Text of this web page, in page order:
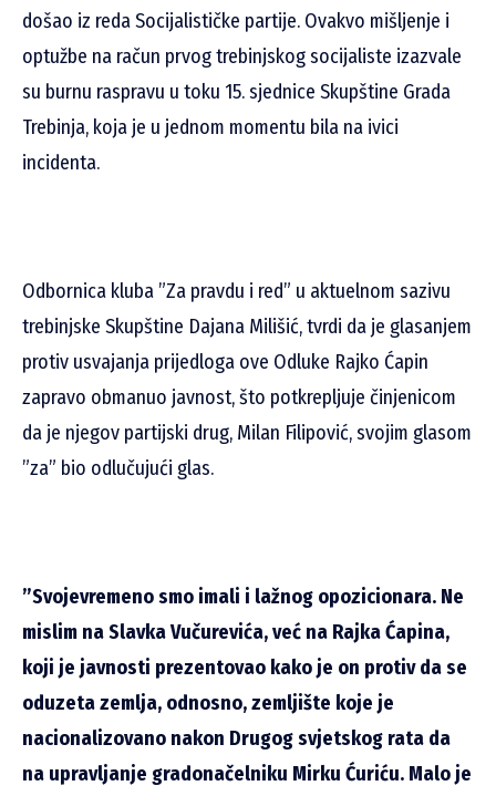
došao iz reda Socijalističke partije. Ovakvo mišljenje i
optužbe na račun prvog trebinjskog socijaliste izazvale
su burnu raspravu u toku 15. sjednice Skupštine Grada
Trebinja, koja je u jednom momentu bila na ivici
incidenta.
Odbornica kluba ”Za pravdu i red” u aktuelnom sazivu
trebinjske Skupštine Dajana Milišić, tvrdi da je glasanjem
protiv usvajanja prijedloga ove Odluke Rajko Ćapin
zapravo obmanuo javnost, što potkrepljuje činjenicom
da je njegov partijski drug, Milan Filipović, svojim glasom
”za” bio odlučujući glas.
”Svojevremeno smo imali i lažnog opozicionara. Ne
mislim na Slavka Vučurevića, već na Rajka Ćapina,
koji je javnosti prezentovao kako je on protiv da se
oduzeta zemlja, odnosno, zemljište koje je
nacionalizovano nakon Drugog svjetskog rata da
na upravljanje gradonačelniku Mirku Ćuriću. Malo je